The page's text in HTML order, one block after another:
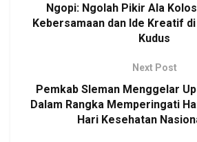
Ngopi: Ngolah Pikir Ala
Kebersamaan dan Ide Kreatif
Kudus
Next Post
Pemkab Sleman Menggelar
Dalam Rangka Memperingati
Hari Kesehatan